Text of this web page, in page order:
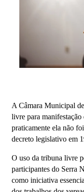
A Câmara Municipal
livre para
praticamente ela não
decreto legislativo em
O uso da tribuna livre
participantes do Serra
como iniciativa